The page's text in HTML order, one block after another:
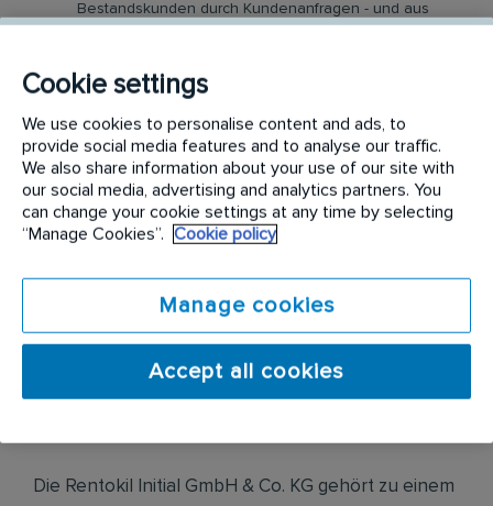
Bestandskunden durch Kundenanfragen - und aus
langfristiger Kundenbeziehungen durch
Erstellung von individuellen Dienstleistungskonzepten
zur Hygiene im Waschraum und darüber hinaus
Dienstleistungspräsentation und -verkauf in
Verbindung mit Produktinnovationen bei Kunden
unterschiedlichster Geschäftsbereiche
klassischen vertrieblichen Berichtswesens inkl.
Reklamationsbearbeitung
Unternehmensbeschreibung
Die Rentokil Initial GmbH & Co. KG gehört zu einem
Cookie settings
We use cookies to personalise content and ads, to
provide social media features and to analyse our traffic.
We also share information about your use of our site with
our social media, advertising and analytics partners. You
can change your cookie settings at any time by selecting
“Manage Cookies”.
Cookie policy
Manage cookies
Accept all cookies